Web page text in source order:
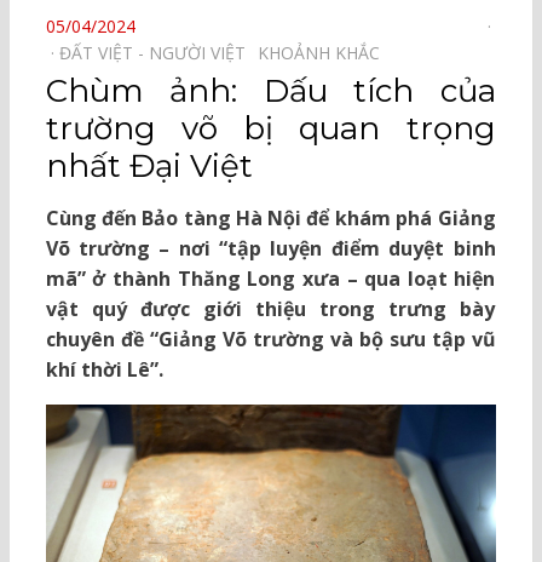
POSTED
ON
05/04/2024
ĐẤT VIỆT - NGƯỜI VIỆT⠀
KHOẢNH KHẮC⠀
Chùm ảnh: Dấu tích của
trường võ bị quan trọng
nhất Đại Việt
Cùng đến Bảo tàng Hà Nội để khám phá Giảng
Võ trường – nơi “tập luyện điểm duyệt binh
mã” ở thành Thăng Long xưa – qua loạt hiện
vật quý được giới thiệu trong trưng bày
chuyên đề “Giảng Võ trường và bộ sưu tập vũ
khí thời Lê”.